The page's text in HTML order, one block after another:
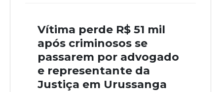
Vítima perde R$ 51 mil
após criminosos se
passarem por advogado
e representante da
Justiça em Urussanga